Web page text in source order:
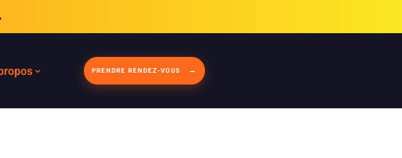
PRENDRE RENDEZ-VOUS